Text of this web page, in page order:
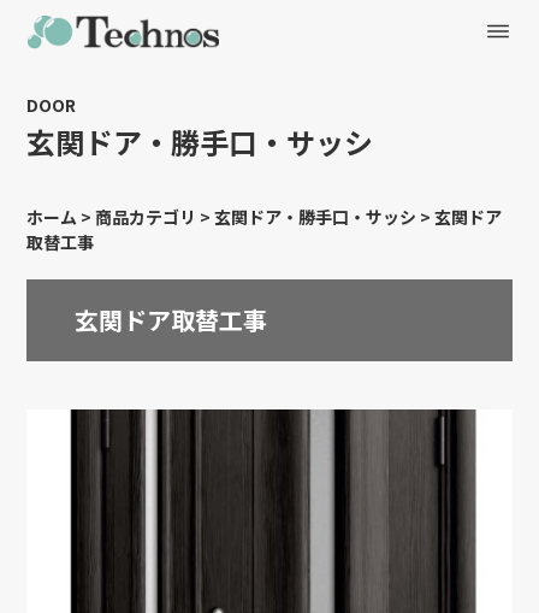
DOOR
玄関ドア・勝手口・サッシ
ホーム >商品カテゴリ >玄関ドア・勝手口・サッシ >玄関ドア
取替工事
玄関ドア取替工事